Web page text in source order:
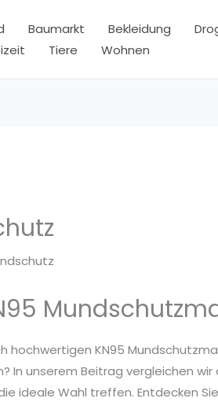
Baumarkt Bekleidung
Tiere Wohnen
hochwertigen KN95
In unserem Beitrag vergleichen
ideale Wahl treffen. Entdecken